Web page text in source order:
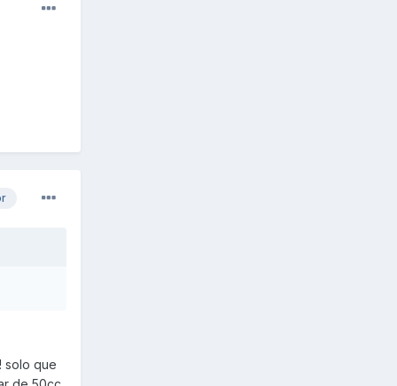
solo que